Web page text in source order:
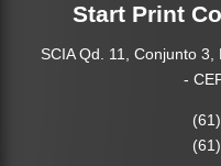
Start Print
SCIA Qd. 11, Conjunto
-